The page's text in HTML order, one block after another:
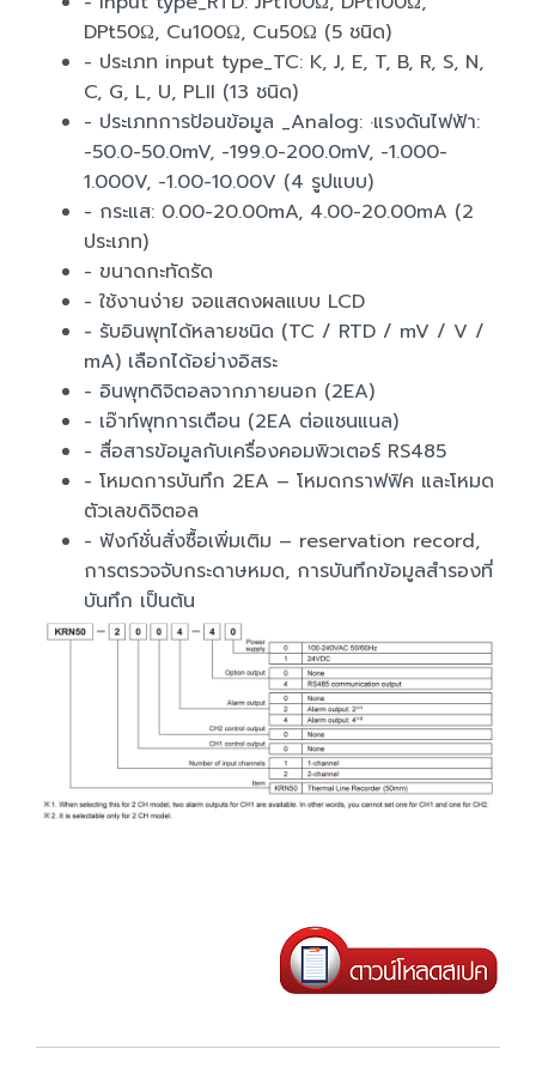
DPt50Ω, Cu100Ω, Cu50Ω (5 ชนิด)
- ประเภท input type_TC: K, J, E, T, B, R, S, N,
C, G, L, U, PLII (13 ชนิด)
- ประเภทการป้อนข้อมูล _Analog: ·แรงดันไฟฟ้า:
-50.0-50.0mV, -199.0-200.0mV, -1.000-
1.000V, -1.00-10.00V (4 รูปแบบ)
- กระแส: 0.00-20.00mA, 4.00-20.00mA (2
ประเภท)
- ขนาดกะทัดรัด
- ใช้งานง่าย จอแสดงผลแบบ LCD
- รับอินพุทได้หลายชนิด (TC / RTD / mV / V /
mA) เลือกได้อย่างอิสระ
- อินพุทดิจิตอลจากภายนอก (2EA)
- เอ๊าท์พุทการเตือน (2EA ต่อแชนแนล)
- สื่อสารข้อมูลกับเครื่องคอมพิวเตอร์ RS485
- โหมดการบันทึก 2EA – โหมดกราฟฟิค และโหมด
ตัวเลขดิจิตอล
- ฟังก์ชั่นสั่งซื้อเพิ่มเติม – reservation record,
การตรวจจับกระดาษหมด, การบันทึกข้อมูลสำรองที่
บันทึก เป็นต้น